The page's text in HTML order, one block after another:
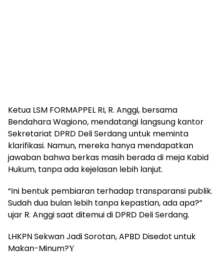
Ketua LSM FORMAPPEL RI, R. Anggi, bersama
Bendahara Wagiono, mendatangi langsung kantor
Sekretariat DPRD Deli Serdang untuk meminta
klarifikasi. Namun, mereka hanya mendapatkan
jawaban bahwa berkas masih berada di meja Kabid
Hukum, tanpa ada kejelasan lebih lanjut.
“Ini bentuk pembiaran terhadap transparansi publik.
Sudah dua bulan lebih tanpa kepastian, ada apa?”
ujar R. Anggi saat ditemui di DPRD Deli Serdang.
LHKPN Sekwan Jadi Sorotan, APBD Disedot untuk
Makan-Minum?Υ